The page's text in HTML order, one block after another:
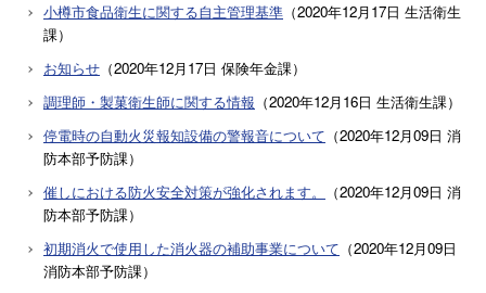
小樽市食品衛生に関する自主管理基準 （2020年12月17日 生活衛生
課）
お知らせ （2020年12月17日 保険年金課）
調理師・製菓衛生師に関する情報 （2020年12月16日 生活衛生課）
停電時の自動火災報知設備の警報音について （2020年12月09日 消
防本部予防課）
催しにおける防火安全対策が強化されます。
（2020年12月09日 消
防本部予防課）
初期消火で使用した消火器の補助事業について （2020年12月09日
消防本部予防課）